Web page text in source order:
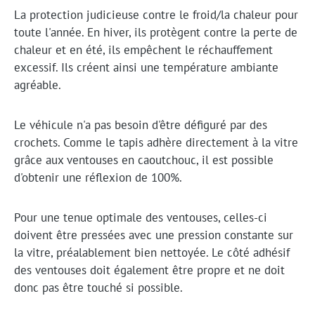
La protection judicieuse contre le froid/la chaleur pour
toute l'année. En hiver, ils protègent contre la perte de
chaleur et en été, ils empêchent le réchauffement
excessif. Ils créent ainsi une température ambiante
agréable.
Le véhicule n'a pas besoin d'être défiguré par des
crochets. Comme le tapis adhère directement à la vitre
grâce aux ventouses en caoutchouc, il est possible
d'obtenir une réflexion de 100%.
Pour une tenue optimale des ventouses, celles-ci
doivent être pressées avec une pression constante sur
la vitre, préalablement bien nettoyée. Le côté adhésif
des ventouses doit également être propre et ne doit
donc pas être touché si possible.